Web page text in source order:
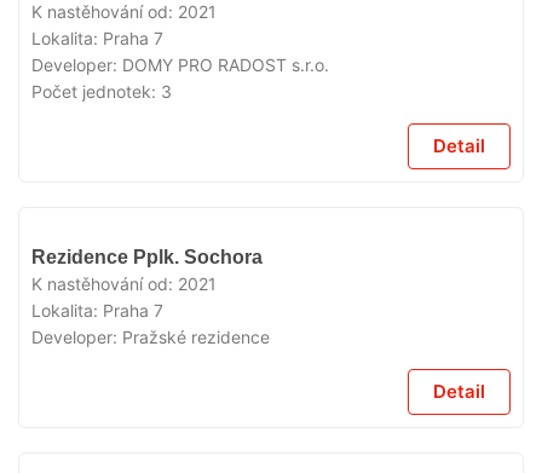
K nastěhování od: 2021
Lokalita: Praha 7
Developer: DOMY PRO RADOST s.r.o.
Počet jednotek: 3
Detail
Rezidence Pplk. Sochora
K nastěhování od: 2021
Lokalita: Praha 7
Developer: Pražské rezidence
Detail